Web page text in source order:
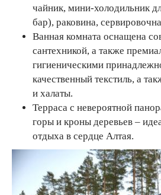
чайник, мини-холодильник
бар), раковина,
Ванная комната оснащена
сантехникой, а также
гигиеническими
качественный текстиль, а
и халаты.
Терраса с невероятной
горы и кроны деревьев –
отдыха в сердце Алтая.